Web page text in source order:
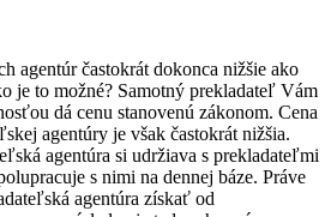
agentúr častokrát dokonca nižšie ako
je to možné? Samotný prekladateľ Vám
dá cenu stanovenú zákonom. Cena
agentúry je však častokrát nižšia.
agentúra si udržiava s prekladateľmi
s nimi na dennej báze. Práve
agentúra získať od